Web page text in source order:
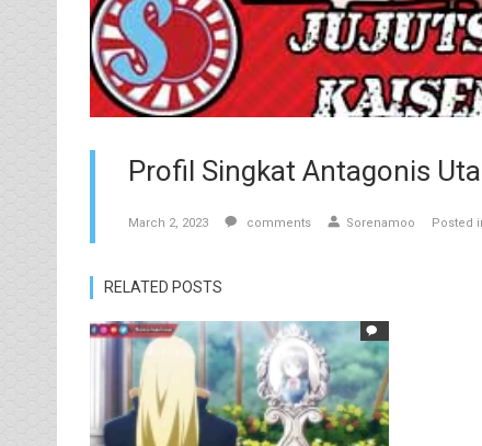
Profil Singkat Antagonis
March 2, 2023 comments Sorenamoo Posted
RELATED POSTS